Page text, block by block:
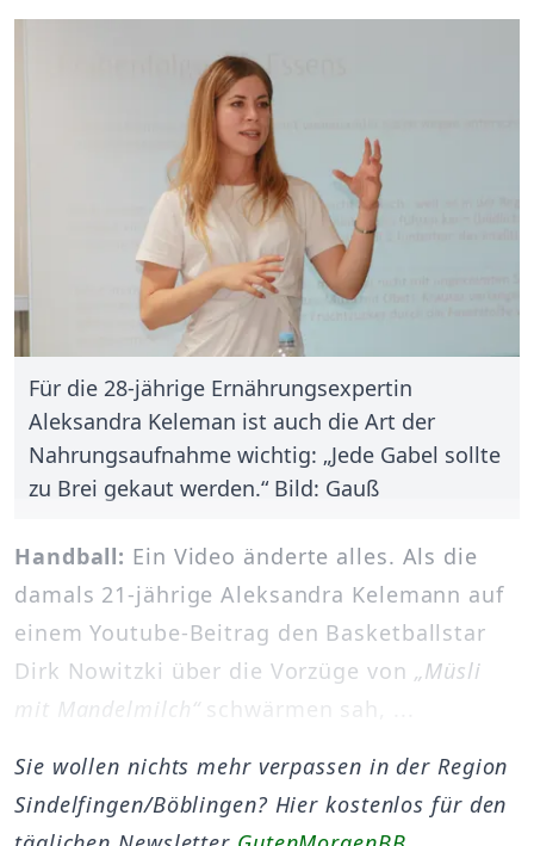
Für die 28-jährige Ernährungsexpertin
Aleksandra Keleman ist auch die Art der
Nahrungsaufnahme wichtig: „Jede Gabel sollte
zu Brei gekaut werden.“ Bild: Gauß
Handball: Ein Video änderte alles. Als die
damals 21-jährige Aleksandra Kelemann auf
einem Youtube-Beitrag den Basketballstar
Dirk Nowitzki über die Vorzüge von „Müsli
mit Mandelmilch“schwärmen sah, ...
Sie wollen nichts mehr verpassen in der Region
Sindelfingen/Böblingen? Hier kostenlos für den